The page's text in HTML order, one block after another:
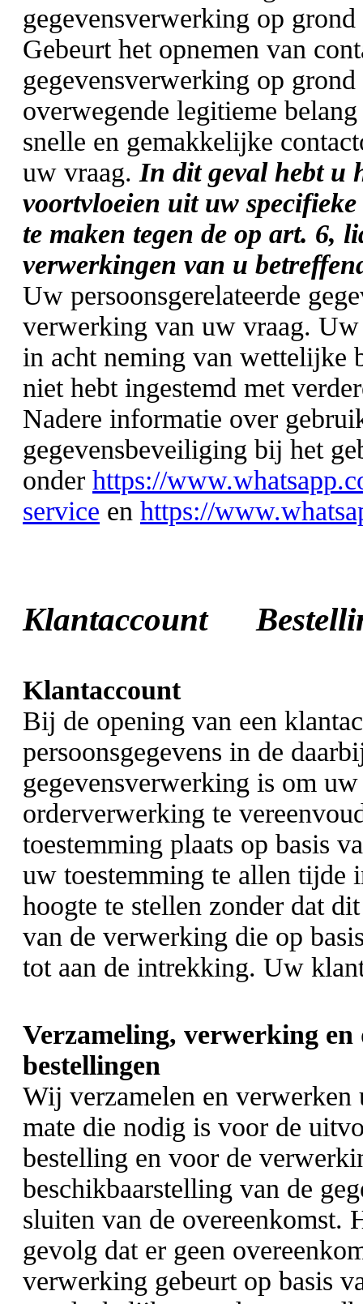
gegevensverwerking op
Gebeurt het opnemen van
gegevensverwerking op
overwegende legitieme
snelle en gemakkelijke
uw vraag. In dit geval hebt u
voortvloeien uit uw
te maken tegen de op art. 6,
verwerkingen van u
Uw persoonsgerelateerde
verwerking van uw vraag.
in acht neming van wettelijke
niet hebt ingestemd met
Nadere informatie over
gegevensbeveiliging bij het
onder https://
service en https://
Klantaccount
Klantaccount
Bij de opening van een
persoonsgegevens in de
gegevensverwerking is om
orderverwerking te
toestemming plaats op basis
uw toestemming te allen tijde
hoogte te stellen zonder dat
van de verwerking die op
tot aan de intrekking. Uw
Verzameling, verwerking en
bestellingen
Wij verzamelen en verwerken
mate die nodig is voor de
bestelling en voor de
beschikbaarstelling van de
sluiten van de overeenkomst.
gevolg dat er geen
verwerking gebeurt op basis